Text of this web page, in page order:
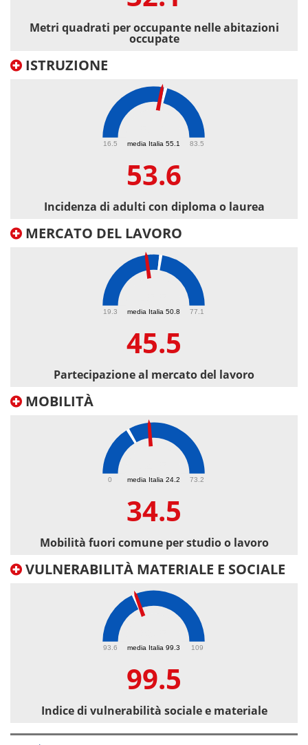
Metri quadrati per occupante nelle abitazioni
occupate
ISTRUZIONE
media Italia 55.1
16.5 83.5
53.6
Incidenza di adulti con diploma o laurea
MERCATO DEL LAVORO
media Italia 50.8
19.3 77.1
45.5
Partecipazione al mercato del lavoro
MOBILITÀ
media Italia 24.2
0 73.2
34.5
Mobilità fuori comune per studio o lavoro
VULNERABILITÀ MATERIALE E SOCIALE
media Italia 99.3
93.6 109
99.5
Indice di vulnerabilità sociale e materiale